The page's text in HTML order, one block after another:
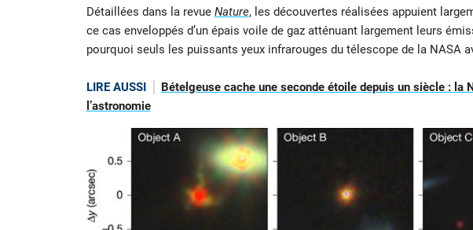
Détaillées dans la revue Nature, les découvertes réalisées appuient
ce cas enveloppés d’un épais voile de gaz atténuant largement leurs
pourquoi seuls les puissants yeux infrarouges du télescope de la NASA
LIRE AUSSI
Bételgeuse cache une seconde étoile depuis un siècle : la
l’astronomie